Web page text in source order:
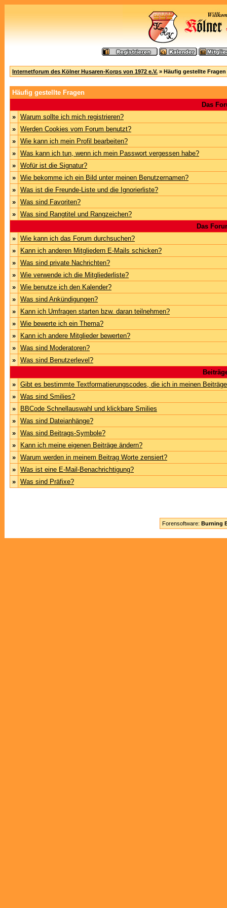
Internetforum des Kölner Husaren-Korps von 1972 e.V. » Häufig gestellte Fragen
Häufig gestellte Fragen
Das
» Warum sollte ich mich registrieren?
» Werden Cookies vom Forum benutzt?
» Wie kann ich mein Profil bearbeiten?
» Was kann ich tun, wenn ich mein Passwort vergessen habe?
» Wofür ist die Signatur?
» Wie bekomme ich ein Bild unter meinen Benutzernamen?
» Was ist die Freunde-Liste und die Ignorierliste?
» Was sind Favoriten?
» Was sind Rangtitel und Rangzeichen?
Das
» Wie kann ich das Forum durchsuchen?
»
Kann ich anderen Mitgliedern E-Mails schicken?
» Was sind private Nachrichten?
» Wie verwende ich die Mitgliederliste?
» Wie benutze ich den Kalender?
» Was sind Ankündigungen?
»
Kann ich Umfragen starten bzw. daran teilnehmen?
» Wie bewerte ich ein Thema?
»
Kann ich andere Mitglieder bewerten?
» Was sind Moderatoren?
» Was sind Benutzerlevel?
» Gibt es bestimmte Textformatierungscodes, die ich in meinen
» Was sind Smilies?
»
BBCode Schnellauswahl und klickbare Smilies
» Was sind Dateianhänge?
» Was sind Beitrags-Symbole?
»
Kann ich meine eigenen Beiträge ändern?
» Warum werden in meinem Beitrag Worte zensiert?
» Was ist eine E-Mail-Benachrichtigung?
» Was sind Präfixe?
Forensoftware: Burning